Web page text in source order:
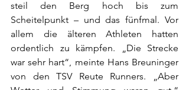
steil den Berg hoch bis zum
Scheitelpunkt – und das fünfmal. Vor
allem die älteren Athleten hatten
ordentlich zu kämpfen. „Die Strecke
war sehr hart“, meinte Hans Breuninger
von den TSV Reute Runners. „Aber